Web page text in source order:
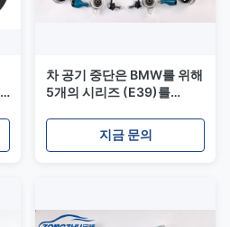
차 공기 중단은 BMW를 위해
5개의 시리즈 (E39)를
31121093449 분해합니다
지금 문의